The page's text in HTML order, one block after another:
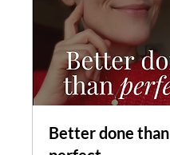
Better done than